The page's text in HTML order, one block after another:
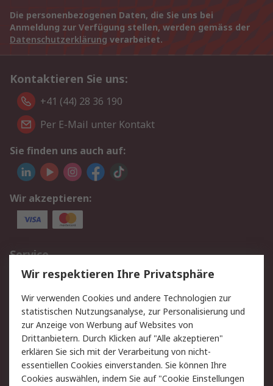
Die personenbezogenen Daten, die Sie uns bei
Anmeldung zur Verfügung stellen, werden gemäss der
Datenschutzerklärung verarbeitet.
Kontaktieren Sie uns:
+41 (44) 28 36 190
Per E-Mail unter Kontakt
Sie finden uns auch auf:
Wir akzeptieren:
Service
Value Added Services
Lieferlösungen
Rücksendungen
Kontakt
Hilfe
Rechtliches
AGB
Datenschutz
Cookie-Richtlinie
Zahlungsbedingungen
Wir respektieren Ihre Privatsphäre
Wir verwenden Cookies und andere Technologien zur
statistischen Nutzungsanalyse, zur Personalisierung und
zur Anzeige von Werbung auf Websites von
Drittanbietern. Durch Klicken auf "Alle akzeptieren"
erklären Sie sich mit der Verarbeitung von nicht-
essentiellen Cookies einverstanden. Sie können Ihre
Cookies auswählen, indem Sie auf "Cookie Einstellungen